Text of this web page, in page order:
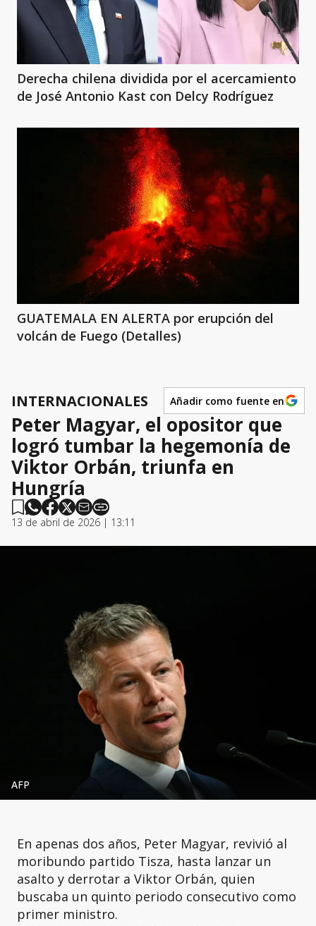
Derecha chilena dividida por el acercamiento
de José Antonio Kast con Delcy Rodríguez
GUATEMALA EN ALERTA por erupción del
volcán de Fuego (Detalles)
INTERNACIONALES Añadir como fuente en
Peter Magyar, el opositor que
logró tumbar la hegemonía de
Viktor Orbán, triunfa en
Hungría
13 de abril de 2026 | 13:11
AFP
En apenas dos años, Peter Magyar, revivió al
moribundo partido Tisza, hasta lanzar un
asalto y derrotar a Viktor Orbán, quien
buscaba un quinto periodo consecutivo como
primer ministro.